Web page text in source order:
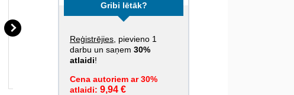
Gribi lētāk?
Reģistrējies , pievieno 1
darbu un saņem 30%
atlaidi!
Cena autoriem ar 30%
atlaidi: 9,94 €